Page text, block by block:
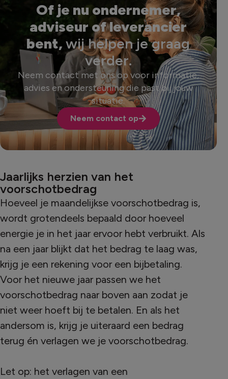
Of je nu ondernemer,
adviseur of leverancier
bent,wij helpen je graag
verder.
Neem contact met ons op voor informatie,
advies en ondersteuning die past bij jouw
situatie.
Neem contact op
Jaarlijks herzien van het
voorschotbedrag
Hoeveel je maandelijkse voorschotbedrag is,
wordt grotendeels bepaald door hoeveel
energie je in het jaar ervoor hebt verbruikt. Als
na een jaar blijkt dat het bedrag te laag was,
krijg je een rekening voor een bijbetaling.
Voor het nieuwe jaar passen we het
voorschotbedrag naar boven aan zodat je
niet weer hoeft bij te betalen. En als het
andersom is, krijg je uiteraard een bedrag
terug én verlagen we je voorschotbedrag.
Let op: het verlagen van een